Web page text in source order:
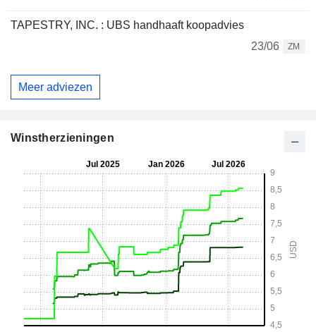
TAPESTRY, INC. : UBS handhaaft koopadvies
23/06
ZM
Meer adviezen
Winstherzieningen